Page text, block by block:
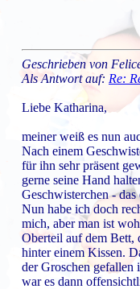
Geschrieben von
Als Antwort auf: Re:
Liebe Katharina,
meiner weiß es nun
Nach einem
für ihn sehr präsent
gerne seine Hand
Geschwisterchen -
Nun habe ich doch
mich, aber man ist
Oberteil auf dem Bett,
hinter einem Kissen.
der Groschen gefallen
war es dann